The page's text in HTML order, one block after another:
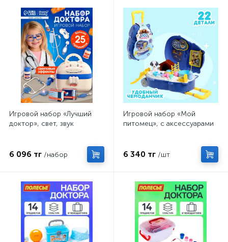
Игровой набор «Лучший
доктор», свет, звук
6 096 тг /набор
Игровой набор «Мой
питомец», с аксессуарами
6 340 тг /шт